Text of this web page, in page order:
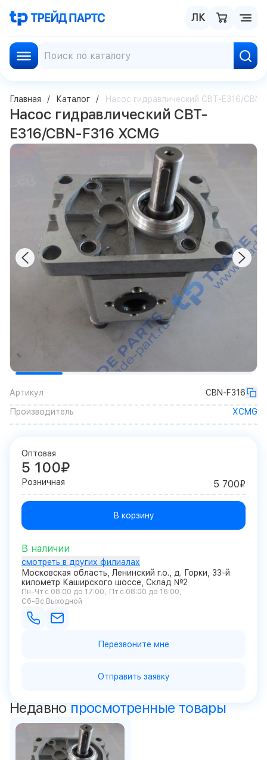
ЛК
Главная Каталог Насос гидравлический CBT-E316/CBN-
Насос гидравлический CBT-
E316/CBN-F316 XCMG
Артикул
CBN-F316
Производитель
XCMG
Оптовая
5 100₽
Розничная 5 700₽
В корзину
В наличии
смотреть в других филиалах
Московская область, Ленинский г.о., д. Горки, 33-й
километр Каширского шоссе, Склад №2
Пн-Чт с 08:00 до 17:00
Пт с 08:00 до 16:00
Сб-Вс Выходной
Перезвоните мне
Отправить заявку
Недавно просмотренные товары